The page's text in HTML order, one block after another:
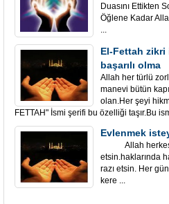
Duasını Ettikten
Öğlene Kadar
...
El-Fettah
başarılı olma
Allah her türlü
manevi bütün
olan.Her şeyi
FETTAH" İsmi şerifi bu özelliği taşır.Bu
Evlenmek
Allah herkese
etsin.haklarında
razı etsin. Her
kere ...